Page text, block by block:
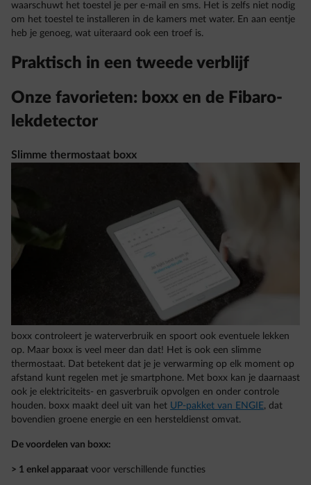
waarschuwt het toestel je per e-mail en sms. Het is zelfs niet nodig
om het toestel te installeren in de kamers met water. En aan eentje
heb je genoeg, wat uiteraard ook een troef is.
Praktisch in een tweede verblijf
Onze favorieten: boxx en de Fibaro-
lekdetector
Slimme thermostaat boxx
boxx controleert je waterverbruik en spoort ook eventuele lekken
op. Maar boxx is veel meer dan dat! Het is ook een slimme
thermostaat. Dat betekent dat je je verwarming op elk moment op
afstand kunt regelen met je smartphone. Met boxx kan je daarnaast
ook je elektriciteits- en gasverbruik opvolgen en onder controle
houden. boxx maakt deel uit van het UP-pakket van ENGIE, dat
bovendien groene energie en een hersteldienst omvat.
De voordelen van boxx:
> 1 enkel apparaat voor verschillende functies